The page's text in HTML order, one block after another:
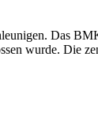
Das
wurde. Die